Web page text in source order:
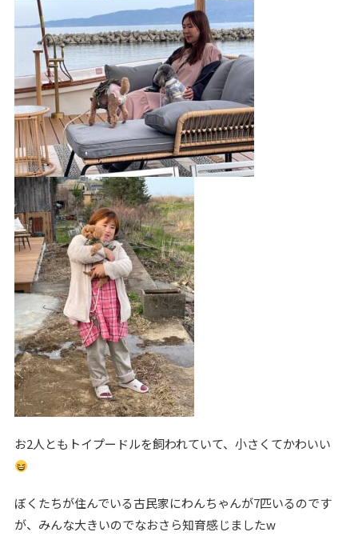
お2人ともトイプードルを飼われていて、小さくてかわいい
ぼくたちが住んでいる古民家にわんちゃんが7匹いるのです
が、みんな大きいのでなおさら知育感じましたw